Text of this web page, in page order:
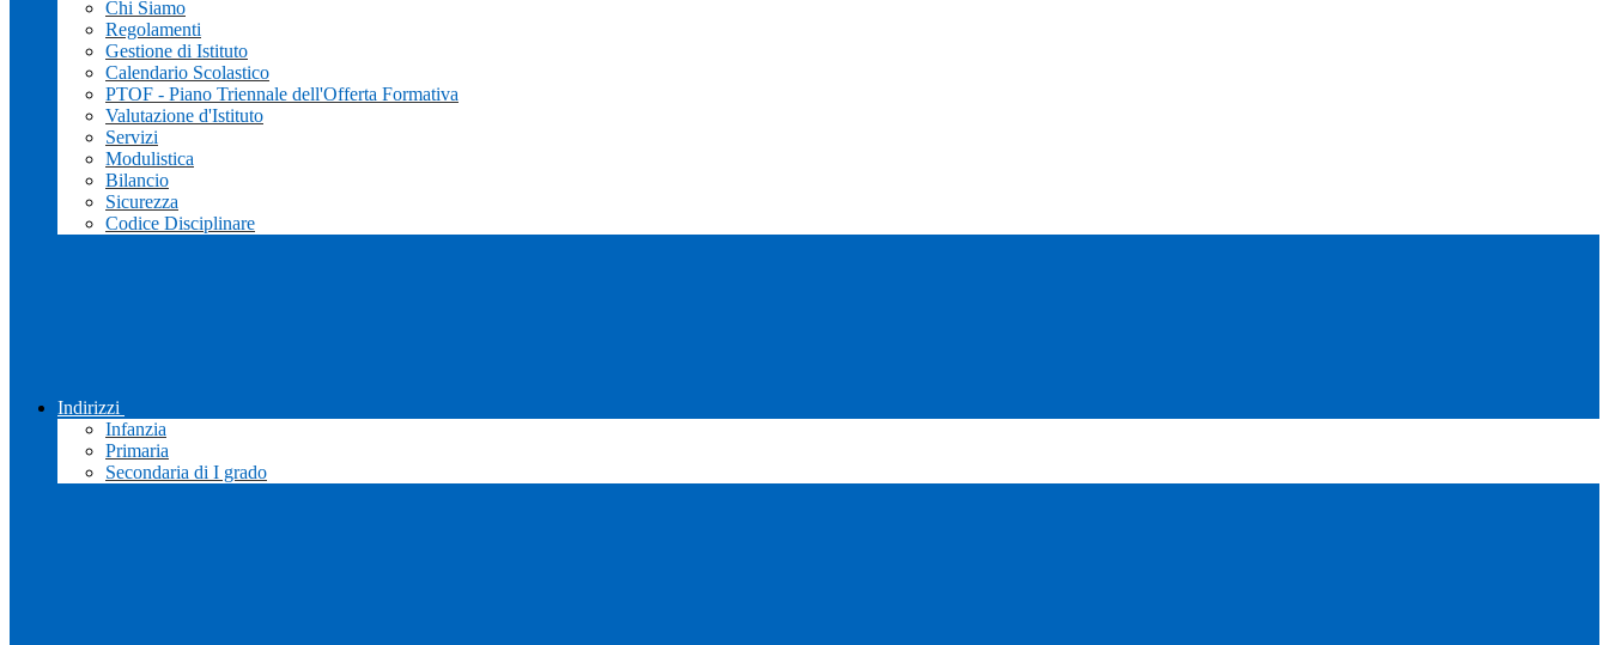
Chi Siamo
Regolamenti
Gestione di Istituto
Calendario Scolastico
PTOF - Piano Triennale dell'Offerta Formativa
Valutazione d'Istituto
Servizi
Modulistica
Bilancio
Sicurezza
Codice Disciplinare
Indirizzi
Infanzia
Primaria
Secondaria di I grado